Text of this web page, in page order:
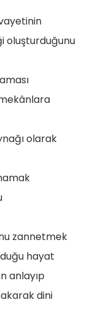
oluşturduğunu
olarak
zannetmek
hayat
anlayıp
dini